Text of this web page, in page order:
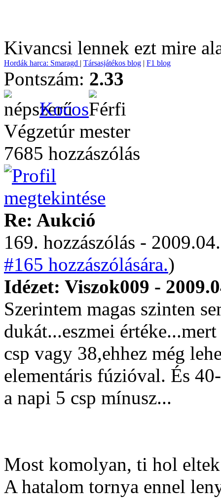
Kivancsi lennek ezt mire
Hordák harca: Smaragd | Társasjátékos blog | F1 blog
Pontszám: 2.33
Kocos
Végzetúr mester
7685 hozzászólás
Re: Aukció
169. hozzászólás -
#165 hozzászólására.)
Idézet: Viszok009 -
Szerintem magas szinten
dukát...eszmei
csp vagy 38,ehhez még
elementáris fúzióval. És
a napi 5 csp mínusz...
Most komolyan, ti hol
A hatalom tornya ennel